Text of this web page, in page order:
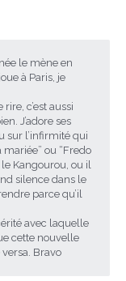
le mène en
à Paris, je
c’est aussi
J’adore ses
sur l’infirmité qui
mariée” ou “Fredo
le Kangourou, ou il
silence dans le
parce qu’il
avec laquelle
cette nouvelle
Bravo